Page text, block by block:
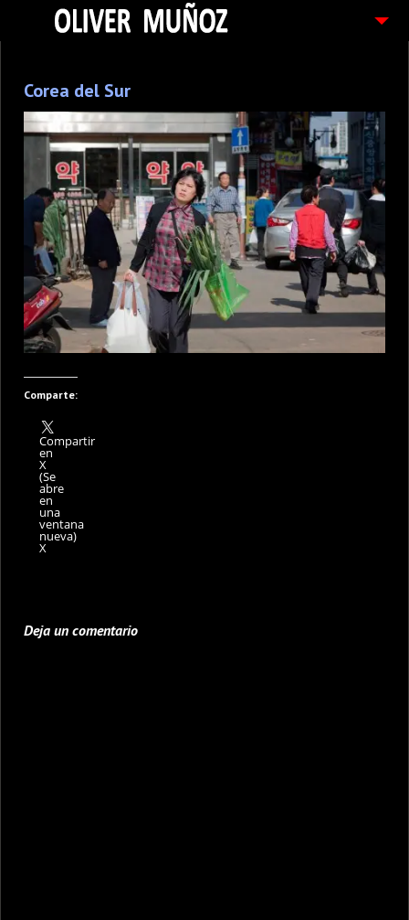
FOTOGRAFIAS
CONTACTO
PEDIDOS
Corea del Sur
Comparte:
Compartir
en
X
(Se
abre
en
una
ventana
nueva)
X
Deja un comentario